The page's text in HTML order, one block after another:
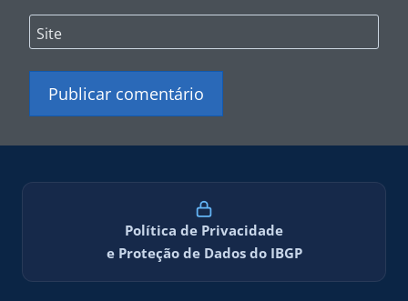
Site
Política de Privacidade
e Proteção de Dados do IBGP